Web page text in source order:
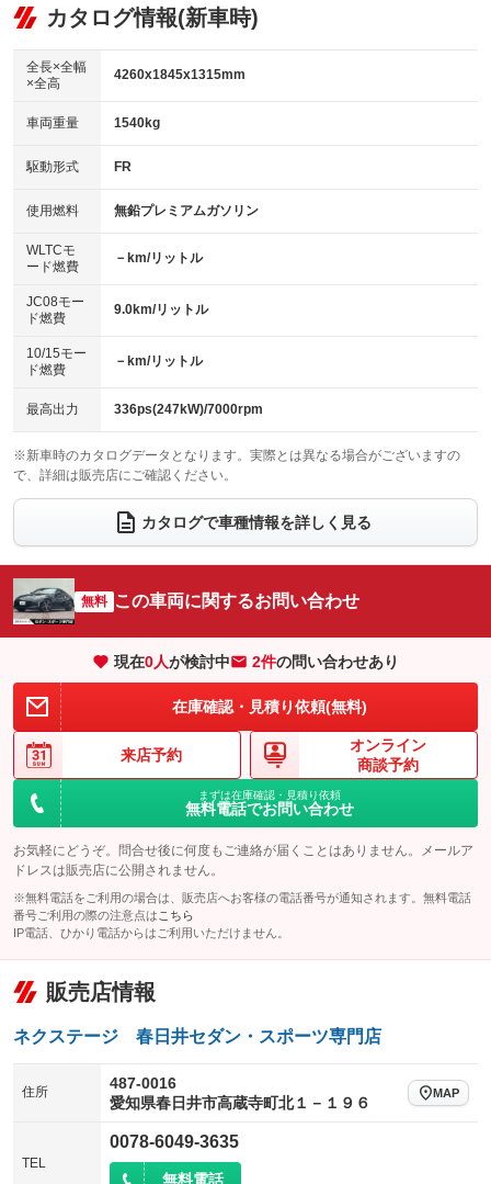
リフトアップ
：装備なし
：装備なし
パワーウィンドウ
アイドリングストップ
：装備なし
USB入力端子
：装備なし
100V電源
：装備なし
センターデフロック
：装備なし
電動格納ミラー
：装備なし
ビジュアル：-／DVD再生
：装備あり
：装備あり
革シート
キーレス
HID(キセノンライト)
：装備あり
バックカメラ
：装備あり
エアロ
：装備なし
：装備なし
パワーシート
ベンチシート
：装備なし
チップアップシート
：装備なし
：装備なし ：装備あり
ウォークスルー
：装備なし
電動リアゲート フロントカメラ
：装備なし
：装備なし ：装備なし
サイドカメラ
：装備なし ルーフレール
：装備なし
：装備なし
：装備なし
装備略号／用語解説
カタログ情報(新車時)
全長×全幅
×全高
4260x1845x1315mm
車両重量 1540kg
駆動形式 FR
使用燃料 無鉛プレミアムガソリン
WLTCモ
ード燃費
－km/リットル
JC08モー
ド燃費
9.0km/リットル
10/15モー
ド燃費
－km/リットル
最高出力 336ps(247kW)/7000rpm
※新車時のカタログデータとなります。実際とは異なる場合がございますの
で、詳細は販売店にご確認ください。
カタログで車種情報を詳しく見る
無料 この車両に関するお問い合わせ
現在0人が検討中 2件の問い合わせあり
在庫確認・見積り依頼(無料)
来店予約
オンライン
商談予約
まずは在庫確認・見積り依頼
無料電話でお問い合わせ
お気軽にどうぞ。問合せ後に何度もご連絡が届くことはありません。メールア
ドレスは販売店に公開されません。
※無料電話をご利用の場合は、販売店へお客様の電話番号が通知されます。無料電話
番号ご利用の際の注意点は こちら
IP電話、ひかり電話からはご利用いただけません。
販売店情報
ネクステージ 春日井セダン・スポーツ専門店
住所
487-0016
愛知県春日井市高蔵寺町北１－１９６
MAP
TEL
0078-6049-3635
無料電話